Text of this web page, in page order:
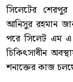
সিলেটের শেরপুর
আনিসুর রহমান
পরে সিলেট এম
চিকিৎসাধীন
শনাক্তের কাজ